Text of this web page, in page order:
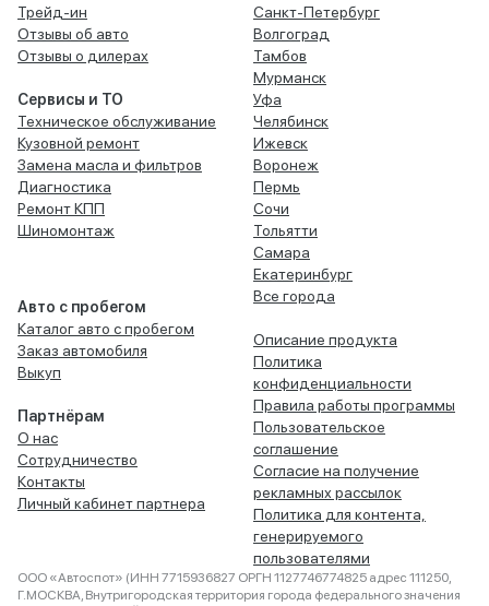
Трейд-ин
Отзывы об авто
Отзывы о дилерах
Сервисы и ТО
Техническое обслуживание
Кузовной ремонт
Замена масла и фильтров
Диагностика
Ремонт КПП
Шиномонтаж
Авто с пробегом
Каталог авто с пробегом
Заказ автомобиля
Выкуп
Партнёрам
О нас
Сотрудничество
Контакты
Личный кабинет партнера
Санкт-Петербург
Волгоград
Тамбов
Мурманск
Уфа
Челябинск
Ижевск
Воронеж
Пермь
Сочи
Тольятти
Самара
Екатеринбург
Все города
Описание продукта
Политика
конфиденциальности
Правила работы программы
Пользовательское
соглашение
Согласие на получение
рекламных рассылок
Политика для контента,
генерируемого
пользователями
ООО «Автоспот» (ИНН 7715936827 ОРГН 1127746774825 адрес 111250,
Г.МОСКВА, Внутригородская территория города федерального значения